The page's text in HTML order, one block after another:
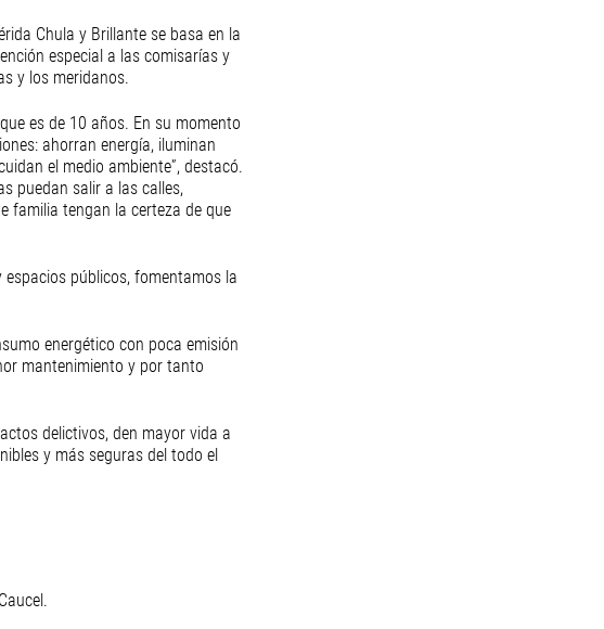
Chula y Brillante se basa en la
especial a las comisarías y
y los meridanos.
es de 10 años. En su momento
ahorran energía, iluminan
el medio ambiente”, destacó.
puedan salir a las calles,
familia tengan la certeza de que
públicos, fomentamos la
energético con poca emisión
mantenimiento y por tanto
delictivos, den mayor vida a
y más seguras del todo el